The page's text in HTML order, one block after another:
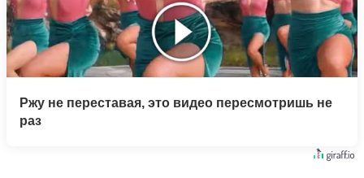
Ржу не переставая, это видео пересмотришь не
раз